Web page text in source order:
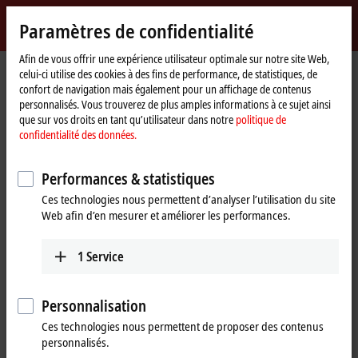
Beckhoff
-
New
Automation
Technology
myBeckhoff
Page
d'accueil
Support
Webinaires
TwinSAFE Tutorial 9: Realization of Safe Brake Test with an AX8000
Si vous cliquez sur « Accepter », nous affichons la vidéo et
adaptons les paramètres de confidentialité tout en chargeant des
contenus tiers à partir de Vimeo. Veuillez vous référer ici à notre
politique de confidentialité des données.
Aug 25, 2021 5:30:00 PM
Paramètres de confidentialité
Afin de vous offrir une expérience utilisateur optimale sur notre site Web,
celui-ci utilise des cookies à des fins de performance, de statistiques, de
confort de navigation mais également pour un affichage de contenus
personnalisés. Vous trouverez de plus amples informations à ce sujet ainsi
que sur vos droits en tant qu’utilisateur dans notre politique de
confidentialité des données.
Performances & statistiques
Ces technologies nous permettent d’analyser l’utilisation du site
Web afin d’en mesurer et améliorer les performances.
1 Service
Personnalisation
Ces technologies nous permettent de proposer des contenus
personnalisés.